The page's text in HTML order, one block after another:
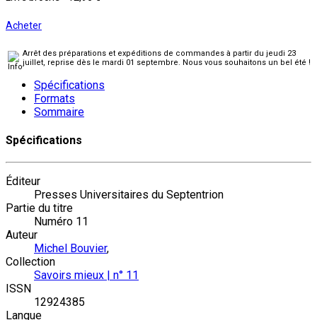
Acheter
Arrêt des préparations et expéditions de commandes à partir du jeudi 23
juillet, reprise dès le mardi 01 septembre. Nous vous souhaitons un bel été !
Spécifications
Formats
Sommaire
Spécifications
Éditeur
Presses Universitaires du Septentrion
Partie du titre
Numéro 11
Auteur
Michel Bouvier,
Collection
Savoirs mieux | n° 11
ISSN
12924385
Langue